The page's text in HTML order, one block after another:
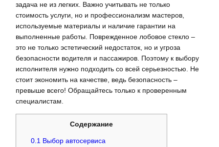
задача не из легких. Важно учитывать не только
стоимость услуги, но и профессионализм мастеров,
используемые материалы и наличие гарантии на
выполненные работы. Поврежденное лобовое стекло –
это не только эстетический недостаток, но и угроза
безопасности водителя и пассажиров. Поэтому к выбору
исполнителя нужно подходить со всей серьезностью. Не
стоит экономить на качестве, ведь безопасность –
превыше всего! Обращайтесь только к проверенным
специалистам.
Содержание
0.1 Выбор автосервиса